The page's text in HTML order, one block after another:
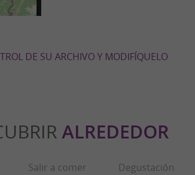
DE SU ARCHIVO Y MODIFÍQUELO
ALREDEDOR
Salir a comer Degustación